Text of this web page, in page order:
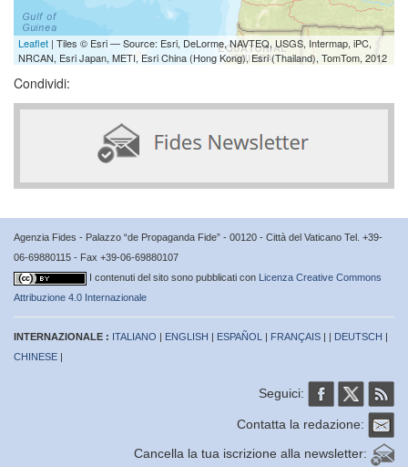
Leaflet | Tiles © Esri — Source: Esri, DeLorme, NAVTEQ, USGS, Intermap, iPC,
NRCAN, Esri Japan, METI, Esri China (Hong Kong), Esri (Thailand), TomTom, 2012
Condividi:
Agenzia Fides - Palazzo “de Propaganda Fide” - 00120 - Città del Vaticano Tel. +39-
06-69880115 - Fax +39-06-69880107
I contenuti del sito sono pubblicati con Licenza Creative Commons
Attribuzione 4.0 Internazionale
INTERNAZIONALE : ITALIANO | ENGLISH | ESPAÑOL | FRANÇAIS | | DEUTSCH |
CHINESE |
Seguici:
Contatta la redazione:
Cancella la tua iscrizione alla newsletter: